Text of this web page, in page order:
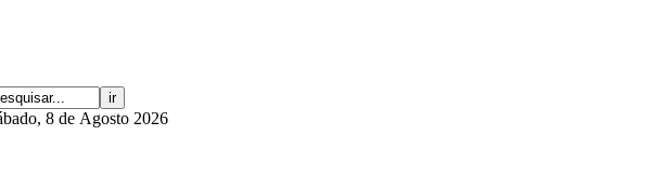
8 de Agosto 2026